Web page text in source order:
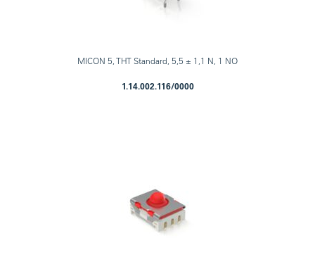
MICON 5, THT Standard, 5,5 ± 1,1 N, 1 NO
1.14.002.116/0000